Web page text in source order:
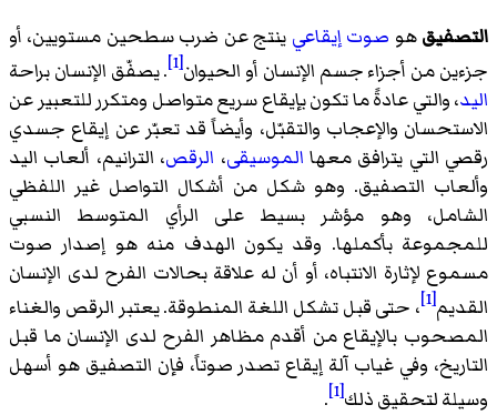
التصفيقهو صوت إيقاعي ينتج عن ضرب سطحين مستويين، أو
جزءين من أجزاء جسم الإنسان أو الحيوان[1] . يصفّق الإنسان براحة
اليد، والتي عادةً ما تكون بإيقاع سريع متواصل ومتكرر للتعبير عن
الاستحسان والإعجاب والتقبّل، وأيضاً قد تعبّر عن إيقاع جسدي
رقصي التي يترافق معها الموسيقى، الرقص، الترانيم، ألعاب اليد
وألعاب التصفيق. وهو شكل من أشكال التواصل غير اللفظي
الشامل، وهو مؤشر بسيط على الرأي المتوسط النسبي
للمجموعة بأكملها. وقد يكون الهدف منه هو إصدار صوت
مسموع لإثارة الانتباه، أو أن له علاقة بحالات الفرح لدى الإنسان
القديم[1] ، حتى قبل تشكل اللغة المنطوقة. يعتبر الرقص والغناء
المصحوب بالإيقاع من أقدم مظاهر الفرح لدى الإنسان ما قبل
التاريخ، وفي غياب آلة إيقاع تصدر صوتاً، فإن التصفيق هو أسهل
وسيلة لتحقيق ذلك[1]
.